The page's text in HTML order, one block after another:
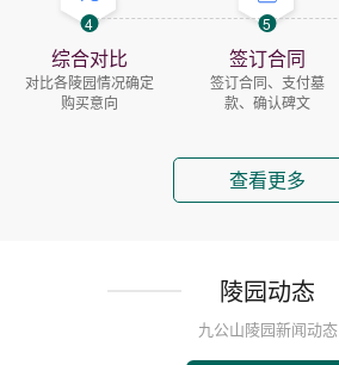
4
综合对比
对比各陵园情况确定
购买意向
5
签订合同
签订合同、支付墓
款、确认碑文
查看更多
陵园动态
九公山陵园新闻动态